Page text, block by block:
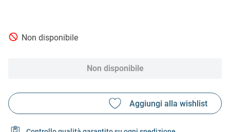
Non disponibile
Non disponibile